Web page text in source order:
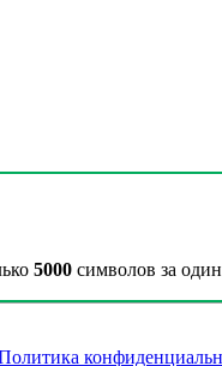
5000 символов за